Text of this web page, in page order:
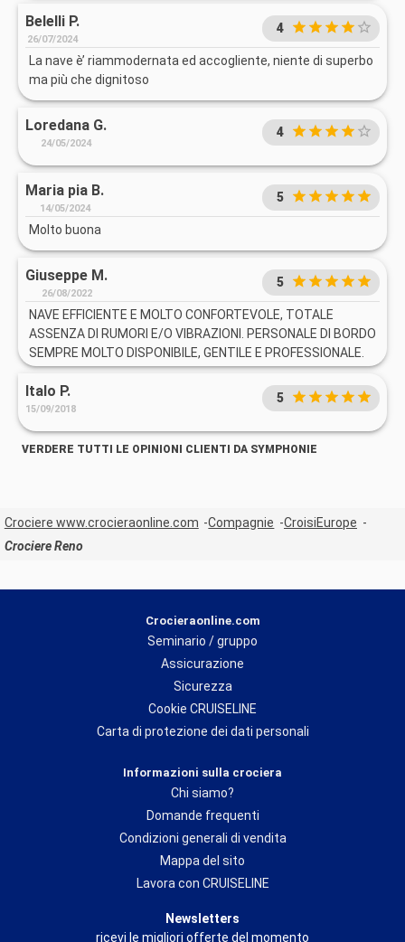
Belelli P.
26/07/2024
4
La nave è’ riammodernata ed accogliente, niente di superbo
ma più che dignitoso
Loredana G.
24/05/2024
4
Maria pia B.
14/05/2024
5
Molto buona
Giuseppe M.
26/08/2022
5
NAVE EFFICIENTE E MOLTO CONFORTEVOLE, TOTALE
ASSENZA DI RUMORI E/O VIBRAZIONI. PERSONALE DI BORDO
SEMPRE MOLTO DISPONIBILE, GENTILE E PROFESSIONALE.
Italo P.
15/09/2018
5
VERDERE TUTTI LE OPINIONI CLIENTI DA SYMPHONIE
Crociere www.crocieraonline.com Compagnie
CroisiEurope
Crociere Reno
Crocieraonline.com
Seminario / gruppo
Assicurazione
Sicurezza
Cookie CRUISELINE
Carta di protezione dei dati personali
Informazioni sulla crociera
Chi siamo?
Domande frequenti
Condizioni generali di vendita
Mappa del sito
Lavora con CRUISELINE
Newsletters
ricevi le migliori offerte del momento